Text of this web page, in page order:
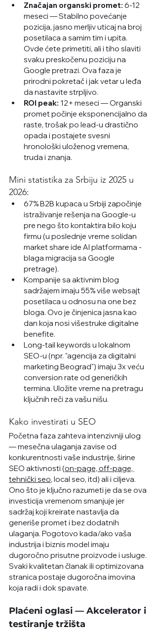
Značajan organski promet: 6-12
meseci — Stabilno povećanje
pozicija, jasno merljiv uticaj na broj
posetilaca a samim tim i upita.
Ovde ćete primetiti, ali i tiho slaviti
svaku preskočenu poziciju na
Google pretrazi. Ova faza je
prirodni pokretač i jak vetar u leđa
da nastavite strpljivo.
ROI peak: 12+ meseci — Organski
promet počinje eksponencijalno da
raste, trošak po lead-u drastično
opada i postajete svesni
hronološki uloženog vremena,
truda i znanja.
Mini statistika za Srbiju iz 2025 u
2026:
67% B2B kupaca u Srbiji započinje
istraživanje rešenja na Google-u
pre nego što kontaktira bilo koju
firmu (u poslednje vreme solidan
market share ide AI platformama -
blaga migracija sa Google
pretrage).
Kompanije sa aktivnim blog
sadržajem imaju 55% više websajt
posetilaca u odnosu na one bez
bloga. Ovo je činjenica jasna kao
dan koja nosi višestruke digitalne
benefite.
Long-tail keywords u lokalnom
SEO-u (npr. "agencija za digitalni
marketing Beograd") imaju 3x veću
conversion rate od generičkih
termina. Uložite vreme na pretragu
ključnih reči za vašu nišu.
Kako investirati u SEO
Početna faza zahteva intenzivniji ulog
— mesečna ulaganja zavise od
konkurentnosti vaše industrije, širine
SEO aktivnosti (on-page, off-page,
tehnički seo, local seo, itd) ali i ciljeva.
Ono što je ključno razumeti je da se ova
investicija vremenom smanjuje jer
sadržaj koji kreirate nastavlja da
generiše promet i bez dodatnih
ulaganja. Pogotovo kada/ako vaša
industrija i biznis model imaju
dugoročno prisutne proizvode i usluge.
Svaki kvalitetan članak ili optimizovana
stranica postaje dugoročna imovina
koja radi i dok spavate.
Plaćeni oglasi — Akcelerator i
testiranje tržišta